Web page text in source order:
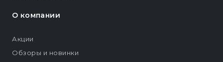
О компании
Акции
Обзоры и новинки